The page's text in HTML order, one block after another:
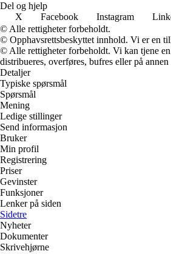
Del og hjelp
X
Facebook Instagram
© Alle rettigheter forbeholdt.
© Opphavsrettsbeskyttet innhold. Vi er en
© Alle rettigheter forbeholdt. Vi kan tjene en
distribueres, overføres, bufres eller på
Detaljer
Typiske spørsmål
Spørsmål
Mening
Ledige stillinger
Send informasjon
Bruker
Min profil
Registrering
Priser
Gevinster
Funksjoner
Lenker på siden
Sidetre
Nyheter
Dokumenter
Skrivehjørne